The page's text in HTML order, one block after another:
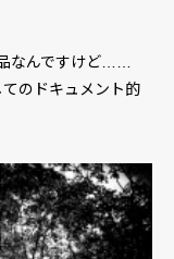
なんですけど……
のドキュメント的